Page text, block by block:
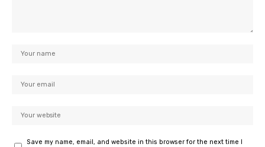
Save my name, email, and website in this browser for the next time I